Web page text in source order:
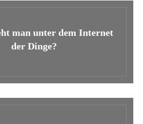
man unter dem Internet
der Dinge?